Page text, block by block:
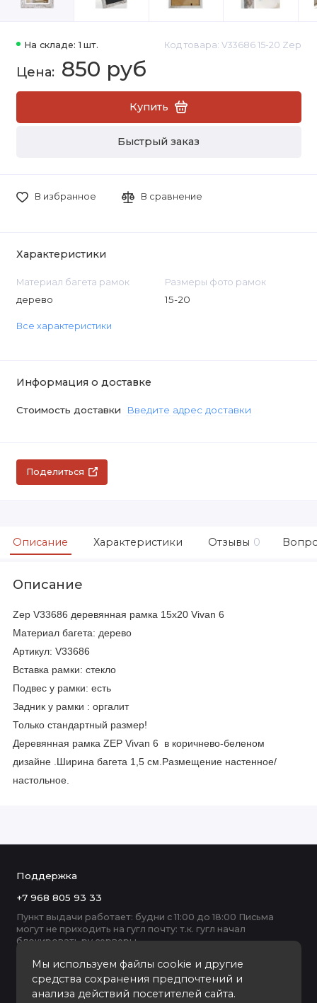
На складе: 1 шт. Код товара: V33686 15-20 Zep
850 руб
Купить
Быстрый заказ
В избранное В сравнение
Характеристики
Материал багета рамок
дерево
Размеры фото рамок
15-20
Все характеристики
Информация о доставке
Стоимость доставки Введите адрес доставки
Поделиться
Описание Характеристики Отзывы 0
Описание
Zep V33686 деревянная рамка 15х20 Vivan 6
Материал багета: дерево
Артикул: V33686
Вставка рамки: стекло
Подвес у рамки: есть
Задник у рамки : оргалит
Только стандартный размер!
Деревянная рамка ZEP Vivan 6 в коричнево-беленом
дизайне .Ширина багета 1,5 см.Размещение настенное/
настольное.
Мы используем файлы cookie и другие
средства сохранения предпочтений и
анализа действий посетителей сайта.
Поддержка
+7 968 805 93 33
Пункт выдачи работает: будни с 11:00 до 18:00 Письма
могут не приходить на гугл почту: т.к. гугл начал
блокировать ру серверы